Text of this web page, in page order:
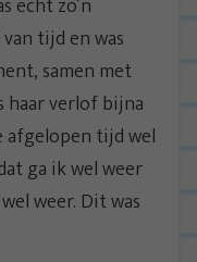
tijd en was
samen met
haar verlof bijna
afgelopen tijd wel
ga ik wel weer
weer. Dit was